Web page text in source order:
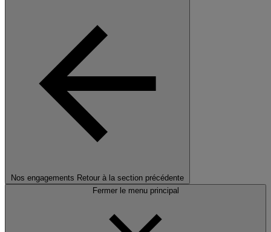
Nos engagements Retour à la section précédente
Fermer le menu principal